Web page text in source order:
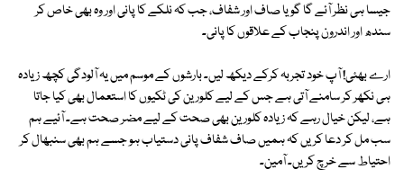
جیسا ہی نظر آئے گا گویا صاف اور شفاف، جب کہ نلکے کا پانی اور وہ بھی خاص کر
سندھ اور اندرون پنجاب کے علاقوں کا پانی۔
ارے بھئی! آپ خود تجربہ کرکے دیکھ لیں۔ بارشوں کے موسم میں یہ آلودگی کچھ زیادہ
ہی نکھر کر سامنے آتی ہے جس کے لیے کلورین کی ٹکیوں کا استعمال بھی کیا جاتا
ہے، لیکن خیال رہے کہ زیادہ کلورین بھی صحت کے لیے مضر صحت ہے۔ آئیے ہم
سب مل کر دعا کریں کہ ہمیں صاف شفاف پانی دستیاب ہو جسے ہم بھی سنبھال کر
احتیاط سے خرچ کریں۔ آمین۔